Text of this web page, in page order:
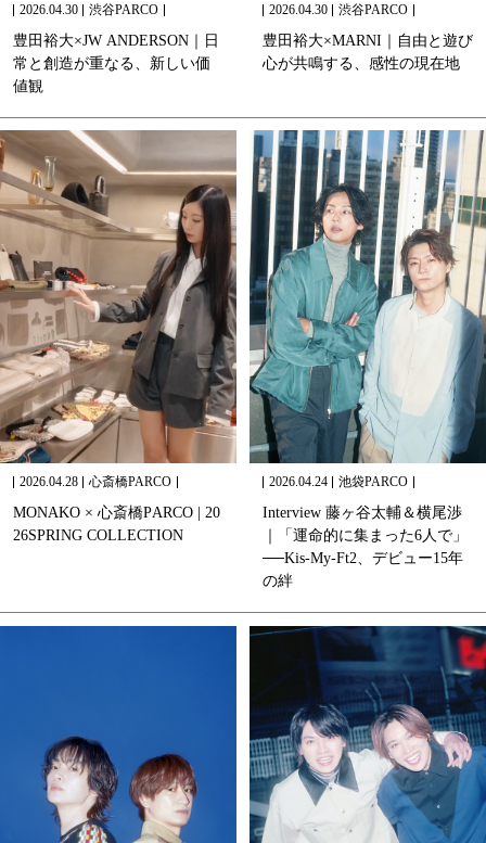
2026.04.30 渋谷PARCO
豊田裕大×JW ANDERSON｜ 日
常 と創造が重なる 新しい価
値観
2026.04.30 渋谷PARCO
豊田裕大×MARNI ｜ 自由と遊び
心が共鳴する 感性の現在地
2026.04.28 心斎橋PARCO
MONAKO × 心斎橋PARCO | 20
26SPRING COLLECTION
2026.04.24 池袋PARCO
Interview 藤ヶ谷太輔＆横尾渉
｜
「運命的に集ま った6人で」
──Kis-My-Ft2、 デビュー15年
の絆